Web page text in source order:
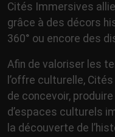
Cités Immersives
grâce à des décors
360° ou encore des
Afin de valoriser les
l’offre culturelle,
de concevoir,
d’espaces culturels
la découverte de